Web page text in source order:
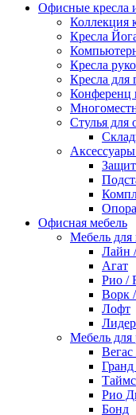
Офисные кресла
Коллекция
Кресла
Кресла
Кресла для
Конференц
Стулья для
Офисная мебель
Мебель для
Лайн
Агат
Рио /
Ворк
Лофт
Лидер
Мебель для
Вегас
Гранд
Рио
Бонд